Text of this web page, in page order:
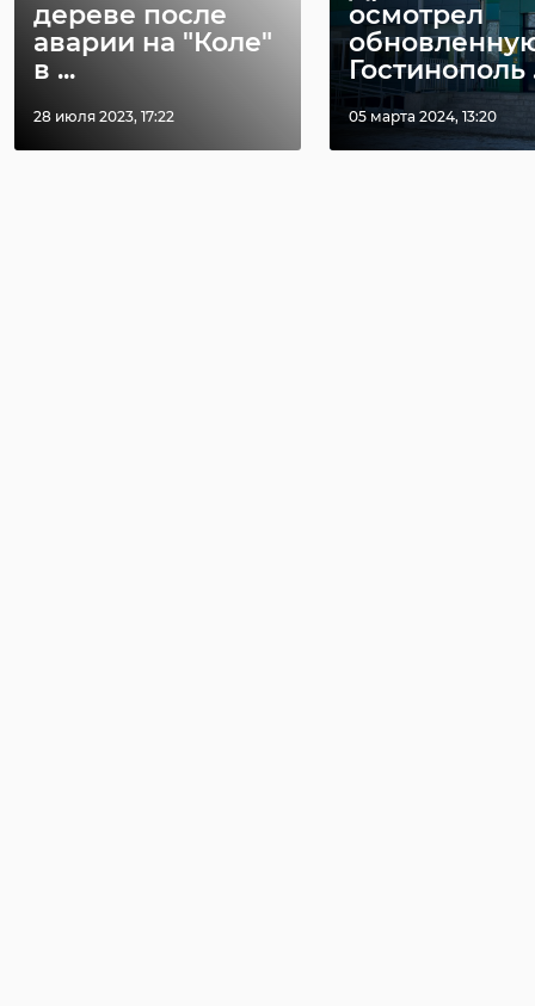
дереве после
аварии на "Коле"
в ...
28 июля 2023, 17:22
осмотрел
Гостинополь
05 марта 2024, 13:20